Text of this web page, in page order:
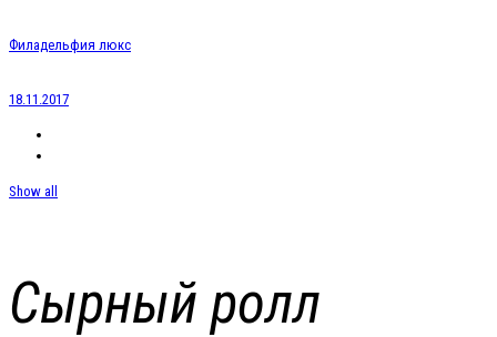
Филадельфия люкс
18.11.2017
Show all
Сырный ролл